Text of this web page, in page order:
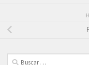
Buscar: